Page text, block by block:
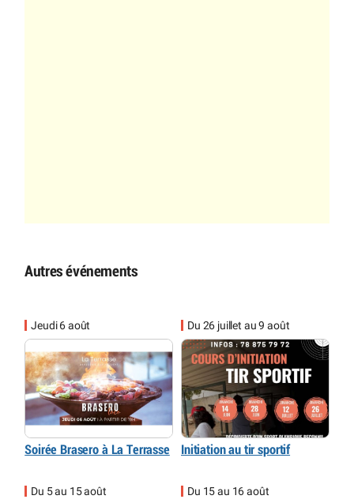
Autres événements
Jeudi 6 août
Soirée Brasero à La Terrasse
Du 26 juillet au 9 août
Initiation au tir sportif
Du 5 au 15 août Du 15 au 16 août